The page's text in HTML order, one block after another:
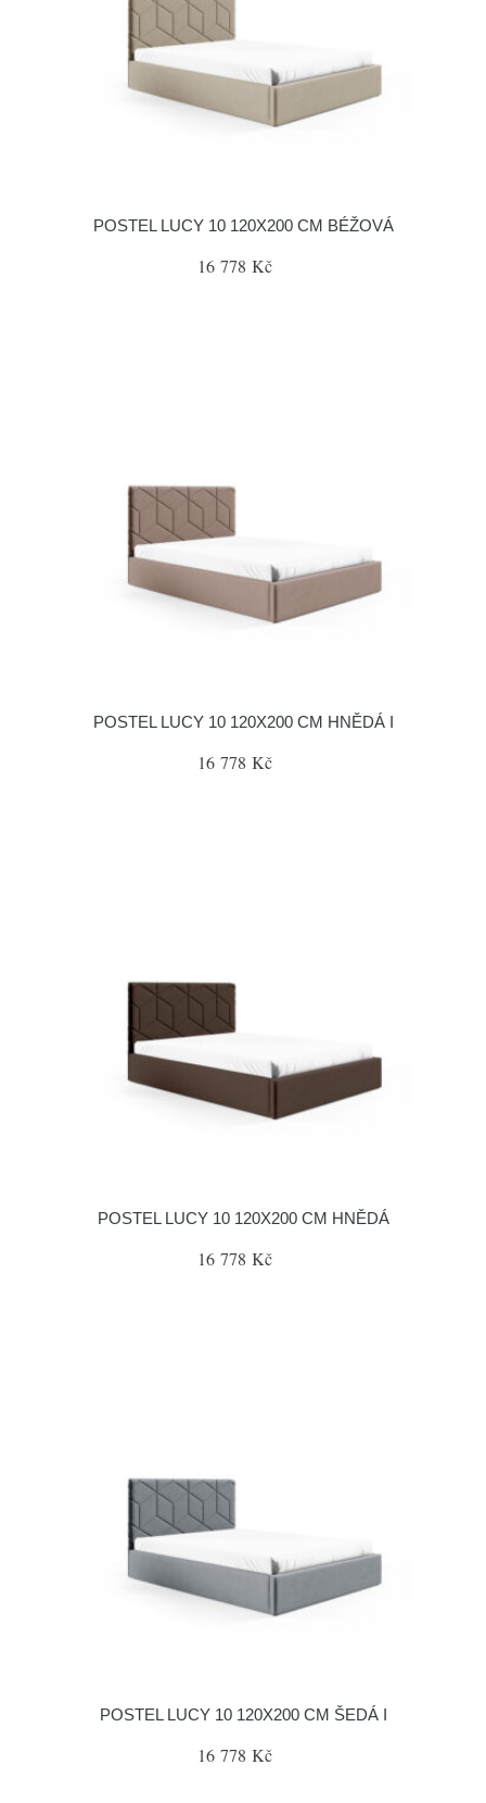
POSTEL LUCY 10 120X200 CM BÉŽOVÁ
16 778 Kč
POSTEL LUCY 10 120X200 CM HNĚDÁ I
16 778 Kč
POSTEL LUCY 10 120X200 CM HNĚDÁ
16 778 Kč
POSTEL LUCY 10 120X200 CM ŠEDÁ I
16 778 Kč